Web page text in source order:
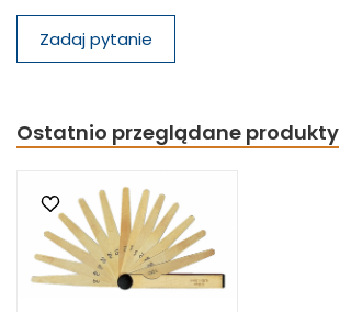
Zadaj pytanie
Ostatnio przeglądane produkty